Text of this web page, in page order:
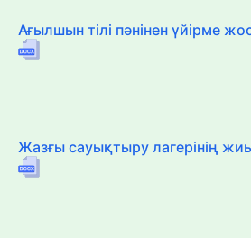
Ағылшын тілі пәнінен үйірме
Жазғы сауықтыру лагерінің